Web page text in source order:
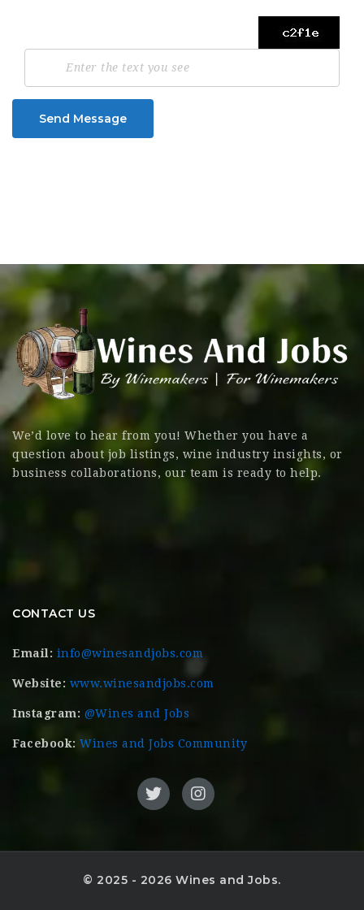
Send Message
We’d love to hear from you! Whether you have a
question about job listings, wine industry insights, or
business collaborations, our team is ready to help.
CONTACT US
Email: info@winesandjobs.com
Website: www.winesandjobs.com
Instagram: @Wines and Jobs
Facebook: Wines and Jobs Community
© 2025 - 2026 Wines and Jobs.